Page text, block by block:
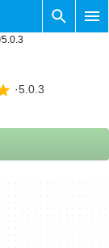
5.0.3
5.0.3